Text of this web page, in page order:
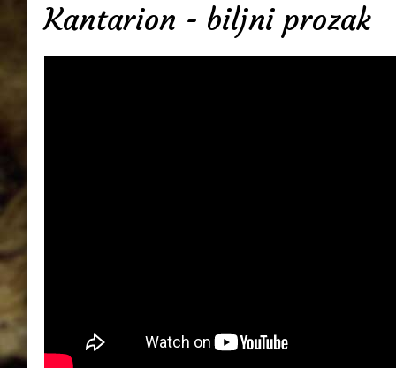
Kantarion - biljni prozak